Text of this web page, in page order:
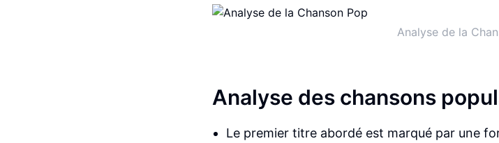
Analyse de la
Analyse des chansons
Le premier titre abordé est marqué par une